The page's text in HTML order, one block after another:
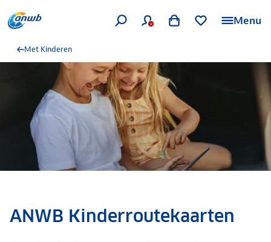
Menu
Met Kinderen
ANWB Kinderroutekaarten